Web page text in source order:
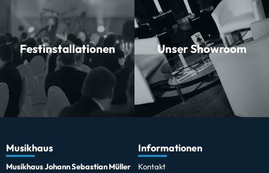
Festinstallationen Unser Showroom
Musikhaus
Musikhaus Johann Sebastian Müller
Informationen
Kontakt